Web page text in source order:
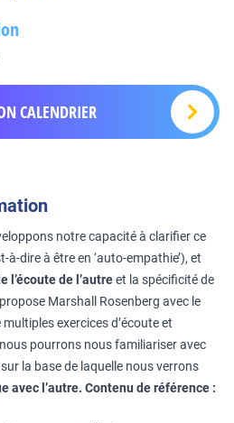
CALENDRIER
notre capacité à clarifier ce
à-dire à être en ‘auto-empathie’), et
l’écoute de l’autreet la spécificité de
Marshall Rosenberg avec le
exercices d’écoute et
pourrons nous familiariser avec
la base de laquelle nous verrons
avec l’autre. Contenu de référence :